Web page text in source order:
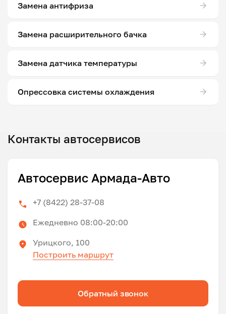
Замена антифриза
Замена расширительного бачка
Замена датчика температуры
Опрессовка системы охлаждения
Контакты автосервисов
Автосервис Армада-Авто
+7 (8422) 28-37-08
Ежедневно 08:00-20:00
Урицкого, 100
Построить маршрут
Обратный звонок